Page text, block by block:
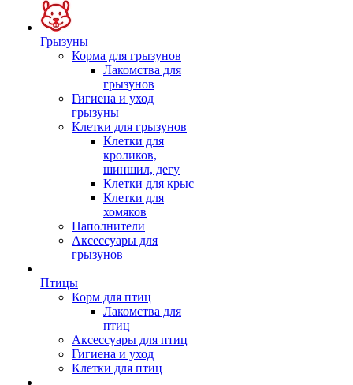
Грызуны
Корма для грызунов
Лакомства для
грызунов
Гигиена и уход
грызуны
Клетки для грызунов
Клетки для
кроликов,
шиншил, дегу
Клетки для крыс
Клетки для
хомяков
Наполнители
Аксессуары для
грызунов
Птицы
Корм для птиц
Лакомства для
птиц
Аксессуары для птиц
Гигиена и уход
Клетки для птиц